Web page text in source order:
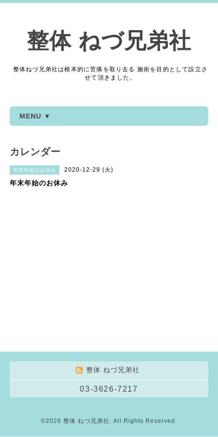
整体 ねづ兄弟社
整体ねづ兄弟社は根本的に苦痛を取り去る 施術を目的として設立さ
せて頂きました。
MENU ▼
カレンダー
年末年始のお休み 2020-12-29 (火)
年末年始のお休み
整体 ねづ兄弟社
03-3626-7217
©2026 整体 ねづ兄弟社 . All Rights Reserved.